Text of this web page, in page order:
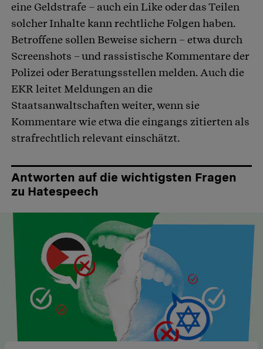
eine Geldstrafe – auch ein Like oder das Teilen
solcher Inhalte kann rechtliche Folgen haben.
Betroffene sollen Beweise sichern – etwa durch
Screenshots – und rassistische Kommentare der
Polizei oder Beratungsstellen melden. Auch die
EKR leitet Meldungen an die
Staatsanwaltschaften weiter, wenn sie
Kommentare wie etwa die eingangs zitierten als
strafrechtlich relevant einschätzt.
Antworten auf die wichtigsten Fragen
zu Hatespeech